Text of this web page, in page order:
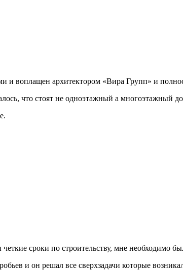
и воплащен архитектором «Вира Групп» и
что стоят не одноэтажный а
сроки по строительству, мне необходимо
и он решал все сверхзадачи которые